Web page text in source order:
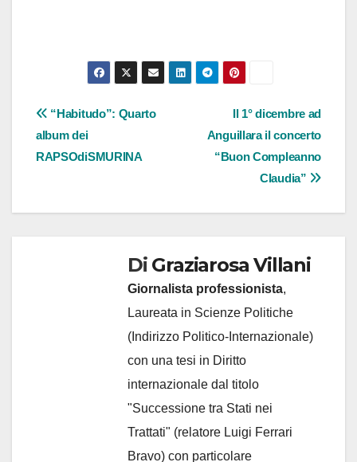
Navigazione
articoli
Il 1° dicembre ad
Anguillara il concerto
“Buon Compleanno
Claudia”
“Habitudo”: Quarto
album dei
RAPSOdiSMURINA
Di Graziarosa Villani
Giornalista professionista,
Laureata in Scienze Politiche
(Indirizzo Politico-Internazionale)
con una tesi in Diritto
internazionale dal titolo
"Successione tra Stati nei
Trattati" (relatore Luigi Ferrari
Bravo) con particolare